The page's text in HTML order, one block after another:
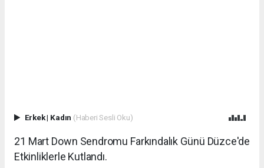
Erkek| Kadın (Haberi Sesli Oku)
21 Mart Down Sendromu Farkındalık Günü Düzce'de
Etkinliklerle Kutlandı.